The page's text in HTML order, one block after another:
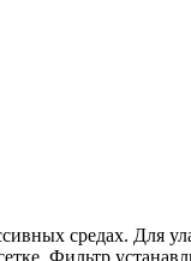
средах. Для
Фильтр